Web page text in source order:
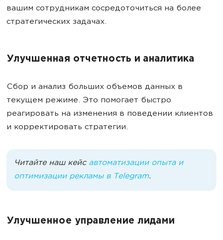
вашим сотрудникам сосредоточиться на более
стратегических задачах.
Улучшенная отчетность и аналитика
Сбор и анализ больших объемов данных в
текущем режиме. Это помогает быстро
реагировать на изменения в поведении клиентов
и корректировать стратегии.
Читайте наш кейс автоматизации опыта и
оптимизации рекламы в Telegram.
Улучшенное управление лидами